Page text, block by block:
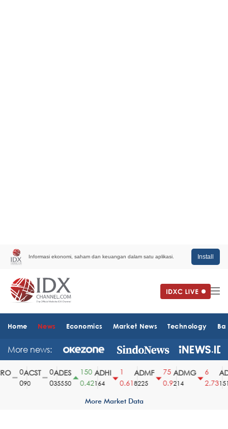
Informasi ekonomi, saham dan keuangan dalam satu aplikasi. Install
Home News Economics Market News Technology
More news:
ACST
90
ADES
35550
150
0.42
ADHI
164
0.61
ADMF
8225
75
0.9
ADMG
214
2.731510
More Market Data